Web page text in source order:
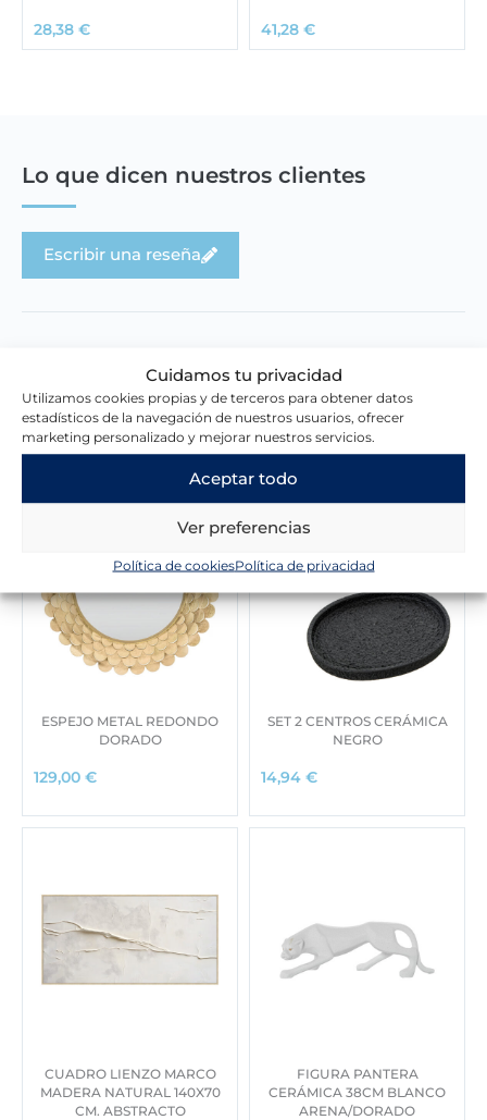
Cuidamos tu privacidad
Utilizamos cookies propias y de terceros para obtener datos
estadísticos de la navegación de nuestros usuarios, ofrecer
marketing personalizado y mejorar nuestros servicios.
Aceptar todo
Ver preferencias
Política de cookiesPolítica de privacidad
28,38 € 41,28 €
Lo que dicen nuestros clientes
Escribir una reseña
Novedades en la tienda
ESPEJO METAL REDONDO
DORADO
129,00 €
SET 2 CENTROS CERÁMICA
NEGRO
14,94 €
CUADRO LIENZO MARCO
MADERA NATURAL 140X70
CM. ABSTRACTO
FIGURA PANTERA
CERÁMICA 38CM BLANCO
ARENA/DORADO